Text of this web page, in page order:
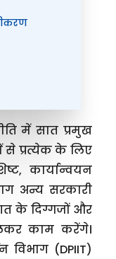
में सात प्रमुख
से प्रत्येक के लिए
कार्यान्वयन
अन्य सरकारी
के दिग्गजों और
काम करेंगे।
विभाग (DPIIT)